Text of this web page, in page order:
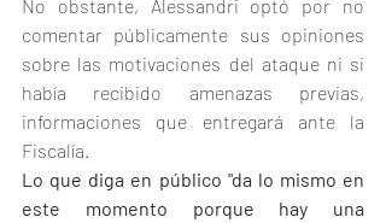
No obstante, Alessandri optó por no
comentar públicamente sus opiniones
sobre las motivaciones del ataque ni si
había recibido amenazas previas,
informaciones que entregará ante la
Fiscalía.
Lo que diga en público "da lo mismo en
este momento porque hay una